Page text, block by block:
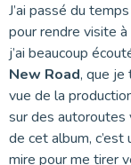
J’ai passé du
pour rendre visite
j’ai beaucoup
New Road, que je
vue de la
sur des autoroutes
de cet album,
mire pour me tirer